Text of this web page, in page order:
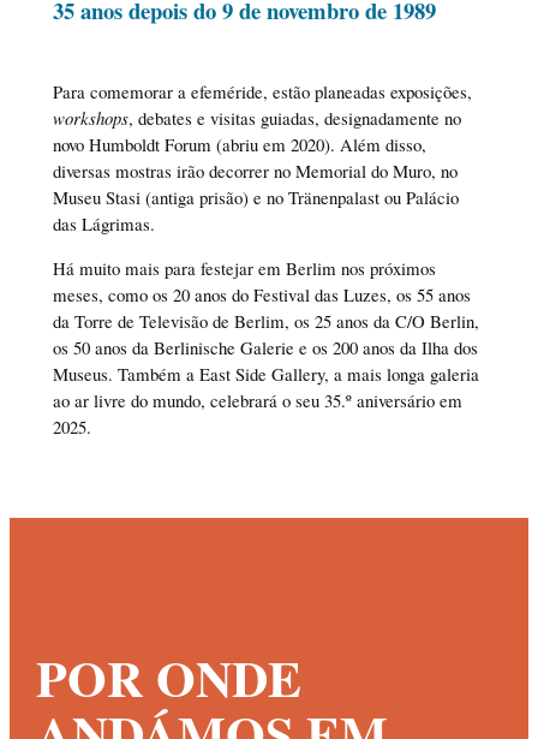
35 anos depois do 9 de novembro de 1989
Para comemorar a efeméride, estão planeadas exposições,
workshops, debates e visitas guiadas, designadamente no
novo Humboldt Forum (abriu em 2020). Além disso,
diversas mostras irão decorrer no Memorial do Muro, no
Museu Stasi (antiga prisão) e no Tränenpalast ou Palácio
das Lágrimas.
Há muito mais para festejar em Berlim nos próximos
meses, como os 20 anos do Festival das Luzes, os 55 anos
da Torre de Televisão de Berlim, os 25 anos da C/O Berlin,
os 50 anos da Berlinische Galerie e os 200 anos da Ilha dos
Museus. Também a East Side Gallery, a mais longa galeria
ao ar livre do mundo, celebrará o seu 35.º aniversário em
2025.
POR ONDE